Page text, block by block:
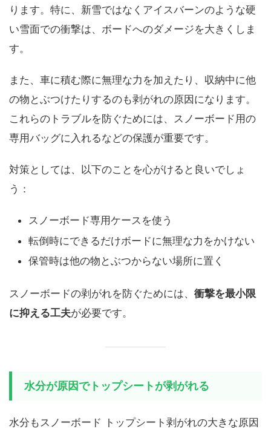
ります。特に、新雪ではなくアイスバーンのような硬
い雪面での衝撃は、ボードへのダメージを大きくしま
す。
また、車に積む際に無理な力を加えたり、収納中に他
の物とぶつけたりするのも剥がれの原因になります。
これらのトラブルを防ぐためには、スノーボード用の
専用バッグに入れるなどの保護が重要です。
対策としては、以下のことを心がけると良いでしょ
う：
スノーボード専用ケースを使う
転倒時にできるだけボードに無理な力をかけない
保管時は他の物とぶつからない場所に置く
スノーボードの剥がれを防ぐためには、 衝撃を最小限
に抑える工夫が必要です。
水分が原因でトップシートが剥がれる
水分もスノーボード トップシート剥がれの大きな原因